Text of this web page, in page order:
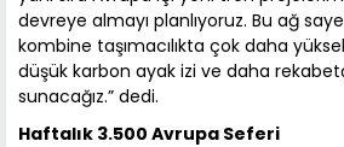
devreye almayı planlıyoruz. Bu ağ
kombine taşımacılıkta çok daha
düşük karbon ayak izi ve daha
sunacağız.” dedi.
Haftalık 3.500 Avrupa Seferi